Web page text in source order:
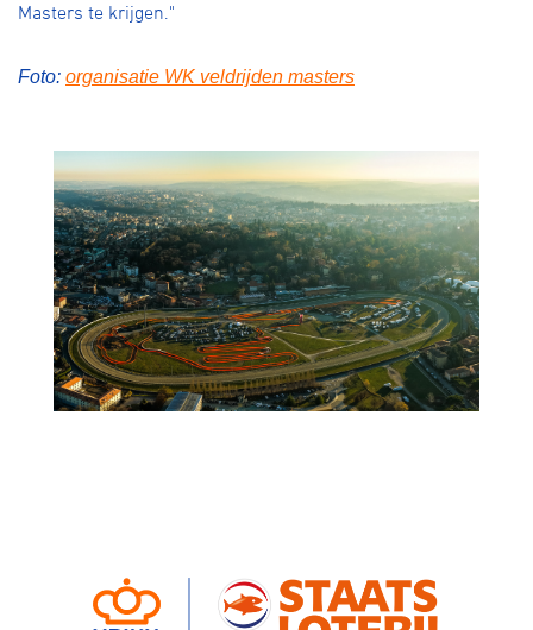
Masters te krijgen."
Foto: organisatie WK veldrijden masters